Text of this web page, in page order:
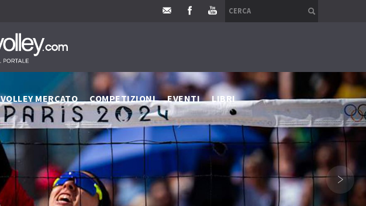
VOLLEY MERCATO COMPETIZIONI EVENTI LIBRI
›